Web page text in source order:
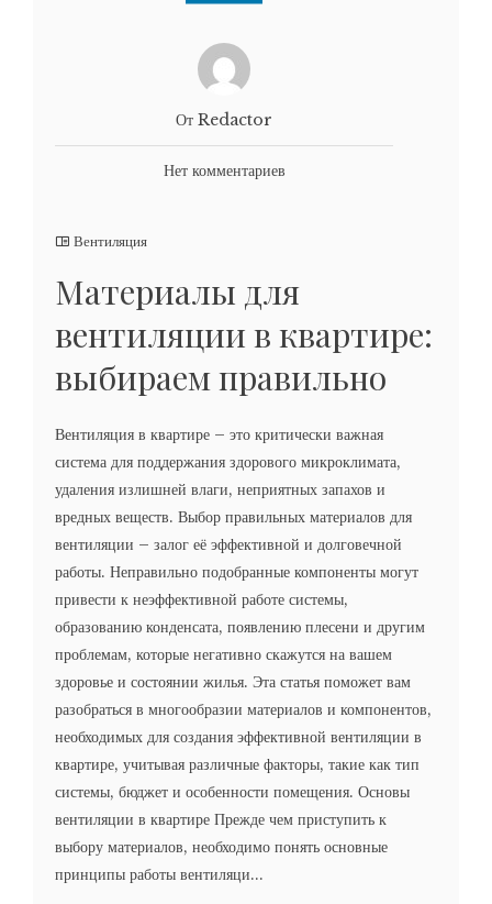
От Redactor
Нет комментариев
Вентиляция
Материалы для
вентиляции в квартире:
выбираем правильно
Вентиляция в квартире – это критически важная
система для поддержания здорового микроклимата,
удаления излишней влаги, неприятных запахов и
вредных веществ. Выбор правильных материалов для
вентиляции – залог её эффективной и долговечной
работы. Неправильно подобранные компоненты могут
привести к неэффективной работе системы,
образованию конденсата, появлению плесени и другим
проблемам, которые негативно скажутся на вашем
здоровье и состоянии жилья. Эта статья поможет вам
разобраться в многообразии материалов и компонентов,
необходимых для создания эффективной вентиляции в
квартире, учитывая различные факторы, такие как тип
системы, бюджет и особенности помещения. Основы
вентиляции в квартире Прежде чем приступить к
выбору материалов, необходимо понять основные
принципы работы вентиляци...